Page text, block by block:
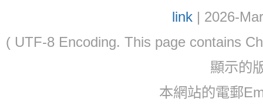
link| 2026-
( UTF-8 Encoding. This page contains
顯示的
本網站的電郵